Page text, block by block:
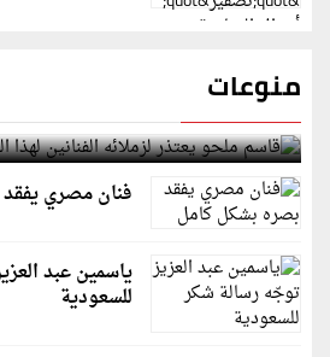
منوعات
قاسم ملحو يعتذر لزملائه الفنانين
فنان مصري
ياسمين عبد
للسعودية